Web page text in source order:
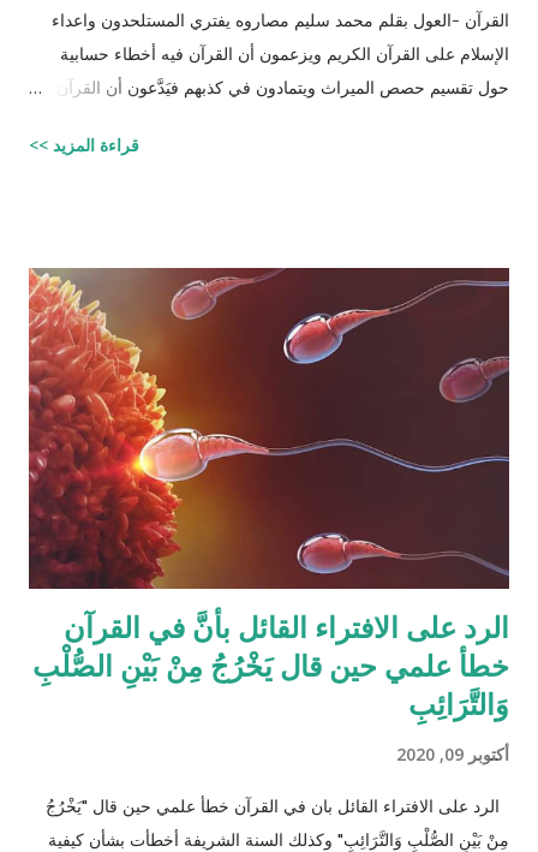
القرآن -العول بقلم محمد سليم مصاروه يفتري المستلحدون واعداء
الإسلام على القرآن الكريم ويزعمون أن القرآن فيه أخطاء حسابية
حول تقسيم حصص الميراث ويتمادون في كذبهم فيَدَّعون أن القرآن من
الحصص وذلك لأنه في حالات مُعَيَّنة يكون مجموع حصص الورثة أكثر
القرآن الكريم مقدار حصص الوارثين المحتمل وجودهم على الغالب
أثناء تقسيم الميراث، فمثلاً ترث الأخت نصف مقدار الأخ الشقيق ولكن
هناك الكثير من الاحتمالات لوجود عدة أنواع من الورثة في نفس الوقت
مثل (أخ، أخت، عّم، جد حفيد وكذا) وبطبيعة الحال ليس من المعقول
افتراض تفصيل آيات القرآن الكريم لكل الحالات التي فيها تراكيب
مختلفة من الوارثين، وإلِّا لصار القرآن مُجَلَّدات من الحسابات
قراءة المزيد >>
الرد على الافتراء القائل بأنَّ في القرآن
خطأ علمي حين قال يَخْرُجُ مِنْ بَيْنِ الصُّلْبِ
وَالتَّرَائِبِ
أكتوبر 09, 2020
الرد على الافتراء القائل بان في القرآن خطأ علمي حين قال "يَخْرُجُ
مِنْ بَيْنِ الصُّلْبِ وَالتَّرَائِبِ" وكذلك السنة الشريفة أخطأت بشأن كيفية